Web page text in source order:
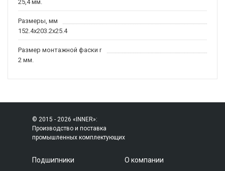
25,4 мм.
Размеры, мм
152.4x203.2x25.4
Размер монтажной фаски r
2 мм.
© 2015 - 2026 «INNER»:
Производство и поставка
промышленных комплектующих
Подшипники
О компании